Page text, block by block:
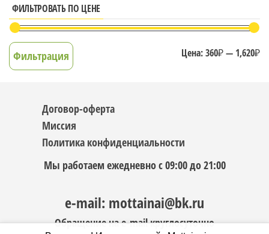
ФИЛЬТРОВАТЬ ПО ЦЕНЕ
Фильтрация Цена:360₽— 1,620₽
Договор-оферта
Миссия
Политика конфиденциальности
Мы работаем ежедневно с 09:00 до 21:00
e-mail: mottainai@bk.ru
Обращение на e-mail круглосуточно